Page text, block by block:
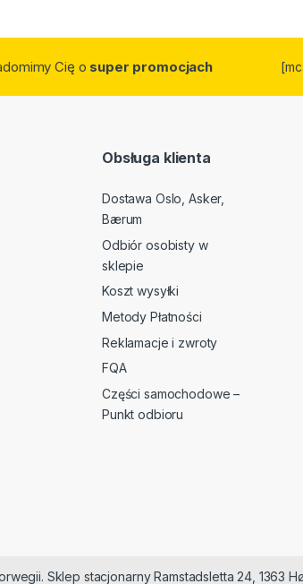
Cię o super promocjach
Obsługa klienta
Dostawa Oslo, Asker,
Bærum
Odbiór osobisty w
sklepie
Koszt wysyłki
Metody Płatności
Reklamacje i zwroty
FQA
Części samochodowe –
Punkt odbioru
Sklep stacjonarny Ramstadsletta 24, 1363